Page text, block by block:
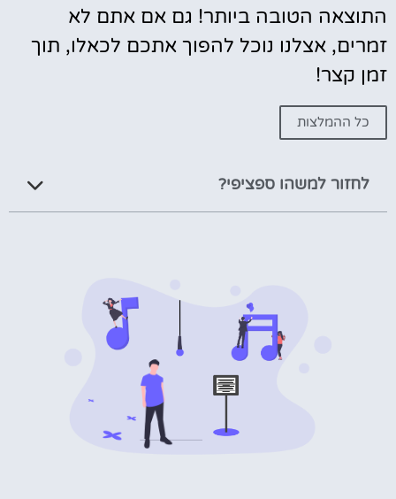
התוצאה הטובה ביותר! גם אם אתם לא
זמרים, אצלנו נוכל להפוך אתכם לכאלו, תוך
זמן קצר!
כל ההמלצות
לחזור למשהו ספציפי?